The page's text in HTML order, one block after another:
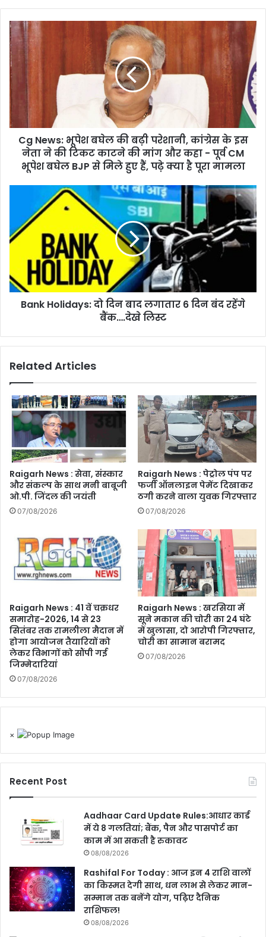
Cg
News:
भूपेश
बघेल
की
बढ़ी
के
मांग
और
पूर्व
CM
भूपेश
से
हुए
क्या
है
पूरा
मामला
Cg News: भूपेश बघेल की बढ़ी परेशानी, कांग्रेस के इस
नेता ने की टिकट काटने की मांग और कहा - पूर्व CM
भूपेश बघेल BJP से मिले हुए हैं, पढ़े क्या है पूरा मामला
Holidays:
दिन
बाद
दिन
बंद
Bank Holidays: दो दिन बाद लगातार 6 दिन बंद रहेंगे
बैंक….देखे लिस्ट
Related Articles
Raigarh News : सेवा, संस्कार
और संकल्प के साथ मनी बाबूजी
ओ.पी. जिंदल की जयंती
07/08/2026
Raigarh News : पेट्रोल पंप पर
फर्जी ऑनलाइन पेमेंट दिखाकर
ठगी करने वाला युवक गिरफ्तार
07/08/2026
Raigarh News : 41 वें चक्रधर
समारोह-2026, 14 से 23
सितंबर तक रामलीला मैदान में
होगा आयोजन तैयारियों को
लेकर विभागों को सौंपी गई
जिम्मेदारियां
07/08/2026
Raigarh News : खरसिया में
सूने मकान की चोरी का 24 घंटे
में खुलासा, दो आरोपी गिरफ्तार,
चोरी का सामान बरामद
07/08/2026
×
Recent Post
Aadhaar Card Update Rules:आधार कार्ड
में ये 8 गलतियां; बैंक, पैन और पासपोर्ट का
काम में आ सकती है रुकावट
08/08/2026
Rashifal For Today : आज इन 4 राशि वालों
का किस्मत देगी साथ, धन लाभ से लेकर मान-
सम्मान तक बनेंगे योग, पढ़िए दैनिक
राशिफल!
08/08/2026